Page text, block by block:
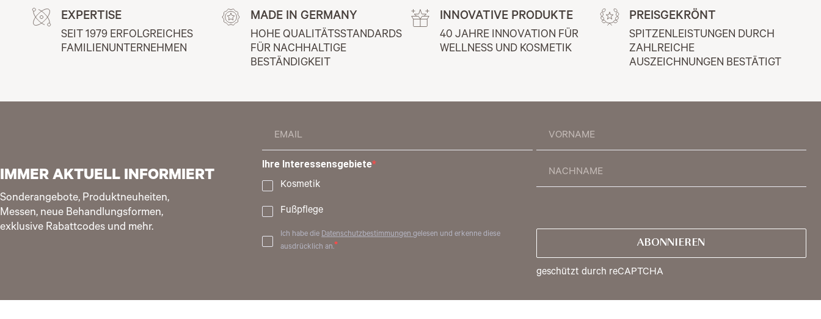
EXPERTISE
SEIT 1979 ERFOLGREICHES
FAMILIENUNTERNEHMEN
MADE IN GERMANY
HOHE QUALITÄTSSTANDARDS
FÜR NACHHALTIGE
BESTÄNDIGKEIT
INNOVATIVE PRODUKTE
40 JAHRE INNOVATION FÜR
WELLNESS UND KOSMETIK
PREISGEKRÖNT
SPITZENLEISTUNGEN DURCH
ZAHLREICHE
AUSZEICHNUNGEN BESTÄTIGT
IMMER AKTUELL INFORMIERT
Sonderangebote, Produktneuheiten,
Messen, neue Behandlungsformen,
exklusive Rabattcodes und mehr.
Ihre Interessensgebiete
Kosmetik
Fußpflege
Ich habe dieDatenschutzbestimmungengelesen und erkenne diese
ausdrücklich an.
ABONNIEREN
geschützt durch reCAPTCHA